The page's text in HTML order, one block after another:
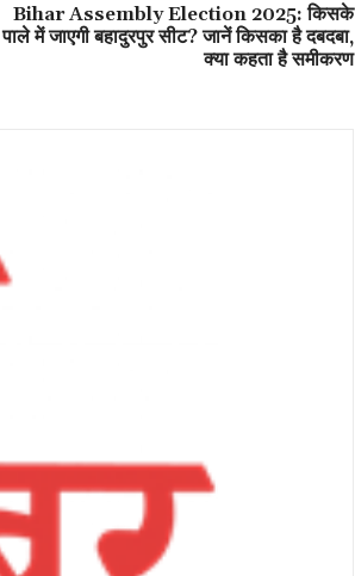
Bihar Assembly Election 2025: किसके
पाले में जाएगी बहादुरपुर सीट? जानें किसका है दबदबा,
क्या कहता है समीकरण